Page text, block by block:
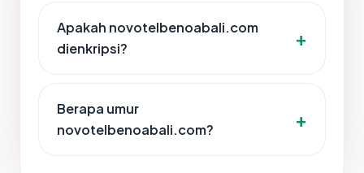
Apakah novotelbenoabali.com
dienkripsi?
Berapa umur
novotelbenoabali.com?